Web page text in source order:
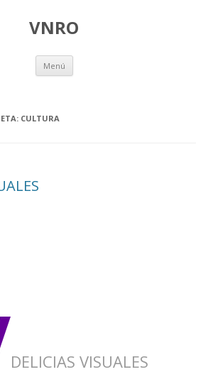
VNRO
Menú Ir
contenido
CULTURA
DELICIAS VISUALES